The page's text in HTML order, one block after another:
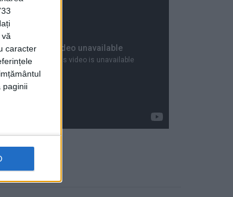
caracter
paginii
recente